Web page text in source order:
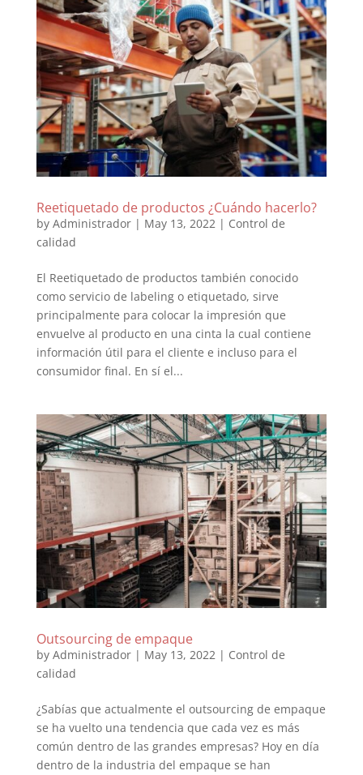
Reetiquetado de productos ¿Cuándo hacerlo?
by Administrador| May 13, 2022| Control de
calidad
El Reetiquetado de productos también conocido
como servicio de labeling o etiquetado, sirve
principalmente para colocar la impresión que
envuelve al producto en una cinta la cual contiene
información útil para el cliente e incluso para el
consumidor final. En sí el...
Outsourcing de empaque
by Administrador| May 13, 2022| Control de
calidad
¿Sabías que actualmente el outsourcing de empaque
se ha vuelto una tendencia que cada vez es más
común dentro de las grandes empresas? Hoy en día
dentro de la industria del empaque se han